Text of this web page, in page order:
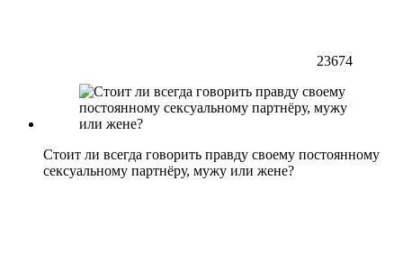
23674
Стоит ли всегда говорить правду своему постоянному
сексуальному партнёру, мужу или жене?